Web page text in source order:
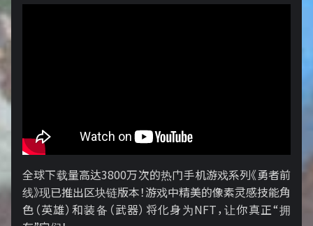
全球下载量高达3800万次的热门手机游戏系列《勇者前
线》现已推出区块链版本！游戏中精美的像素灵感技能角
色（英雄）和装备（武器）将化身为NFT，让你真正“拥